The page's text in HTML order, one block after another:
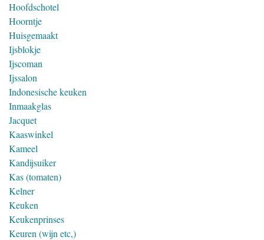
Hoofdschotel
Hoorntje
Huisgemaakt
Ijsblokje
Ijscoman
Ijssalon
Indonesische keuken
Inmaakglas
Jacquet
Kaaswinkel
Kameel
Kandijsuiker
Kas (tomaten)
Kelner
Keuken
Keukenprinses
Keuren (wijn etc,)